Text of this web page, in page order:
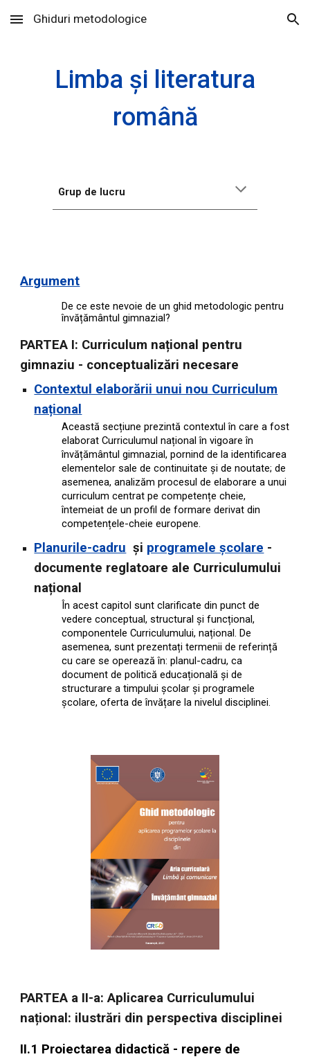
Skip to main content Skip to navigation
Ghiduri metodologice
Limba și literatura
română
Grup de lucru
Argument
De ce este nevoie de un ghid metodologic pentru
învățământul gimnazial?
PARTEA I: Curriculum național pentru
gimnaziu - conceptualizări necesare
Contextul elaborării unui nou Curriculum
național
Această secțiune prezintă contextul în care a fost
elaborat Curriculumul național în vigoare în
învățământul gimnazial, pornind de la identificarea
elementelor sale de continuitate și de noutate; de
asemenea, analizăm procesul de elaborare a unui
curriculum centrat pe competențe cheie,
întemeiat de un profil de formare derivat din
competențele-cheie europene.
Planurile-cadru și programele școlare -
documente reglatoare ale Curriculumului
național
În acest capitol sunt clarificate din punct de
vedere conceptual, structural și funcțional,
componentele Curriculumului, național. De
asemenea, sunt prezentați termenii de referință
cu care se operează în: planul-cadru, ca
document de politică educațională și de
structurare a timpului școlar și programele
școlare, oferta de învățare la nivelul disciplinei.
PARTEA a II-a: Aplicarea Curriculumului
național: ilustrări din perspectiva disciplinei
II.1 Proiectarea didactică - repere de